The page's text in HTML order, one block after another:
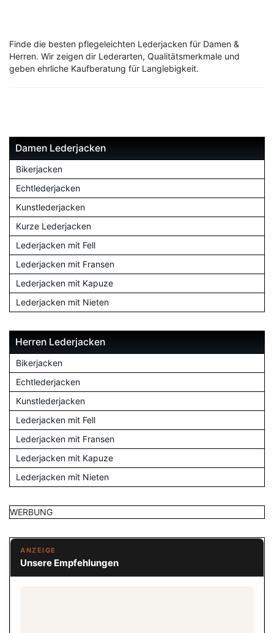
Finde die besten pflegeleichten Lederjacken für Damen &
Herren. Wir zeigen dir Lederarten, Qualitätsmerkmale und
geben ehrliche Kaufberatung für Langlebigkeit.
Damen Lederjacken
Bikerjacken
Echtlederjacken
Kunstlederjacken
Kurze Lederjacken
Lederjacken mit Fell
Lederjacken mit Fransen
Lederjacken mit Kapuze
Lederjacken mit Nieten
Herren Lederjacken
Bikerjacken
Echtlederjacken
Kunstlederjacken
Lederjacken mit Fell
Lederjacken mit Fransen
Lederjacken mit Kapuze
Lederjacken mit Nieten
WERBUNG
ANZEIGE
Unsere Empfehlungen